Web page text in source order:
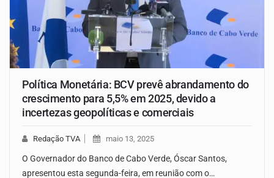
Política Monetária: BCV prevê abrandamento do
crescimento para 5,5% em 2025, devido a
incertezas geopolíticas e comerciais
Redação TVA maio 13, 2025
O Governador do Banco de Cabo Verde, Óscar Santos,
apresentou esta segunda-feira, em reunião com o…